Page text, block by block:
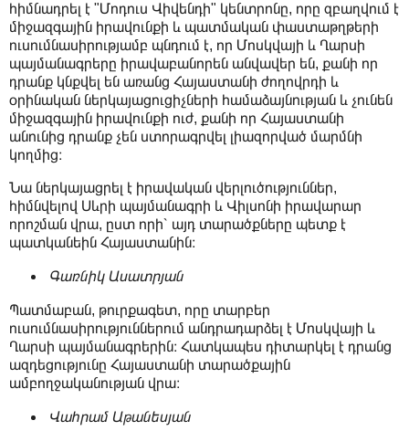
հիմնադրել է "Մոդուս Վիվենդի" կենտրոնը, որը զբաղվում է
միջազգային իրավունքի և պատմական փաստաթղթերի
ուսումնասիրությամբ պնդում է, որ Մոսկվայի և Ղարսի
պայմանագրերը իրավաբանորեն անվավեր են, քանի որ
դրանք կնքվել են առանց Հայաստանի ժողովրդի և
օրինական ներկայացուցիչների համաձայնության և չունեն
միջազգային իրավունքի ուժ, քանի որ Հայաստանի
անունից դրանք չեն ստորագրվել լիազորված մարմնի
կողմից։
Նա ներկայացրել է իրավական վերլուծություններ,
հիմնվելով Սևրի պայմանագրի և Վիլսոնի իրավարար
որոշման վրա, ըստ որի՝ այդ տարածքները պետք է
պատկանեին Հայաստանին։
Գառնիկ Ասատրյան
Պատմաբան, թուրքագետ, որը տարբեր
ուսումնասիրություններում անդրադարձել է Մոսկվայի և
Ղարսի պայմանագրերին։ Հատկապես դիտարկել է դրանց
ազդեցությունը Հայաստանի տարածքային
ամբողջականության վրա։
Վահրամ Աթանեսյան